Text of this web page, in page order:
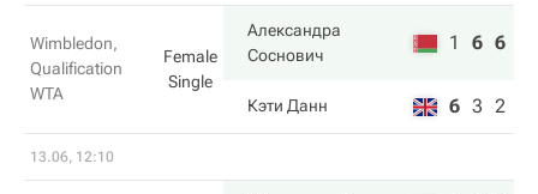
Wimbledon,
Qualification
WTA
Female
Single
Александра
Соснович
1 6 6
Кэти Данн 6 3 2
13.06, 12:10